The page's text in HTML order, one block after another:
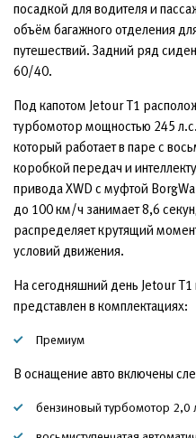
посадкой для водителя и
объём багажного отделения
путешествий. Задний ряд
60/40.
Под капотом Jetour T1
турбомотор мощностью 245
который работает в паре с
коробкой передач и
привода XWD с муфтой
до 100 км/ч занимает 8,6
распределяет крутящий
условий движения.
На сегодняшний день Jetour
представлен в комплектациях:
Премиум
В оснащение авто включены
бензиновый турбомотор